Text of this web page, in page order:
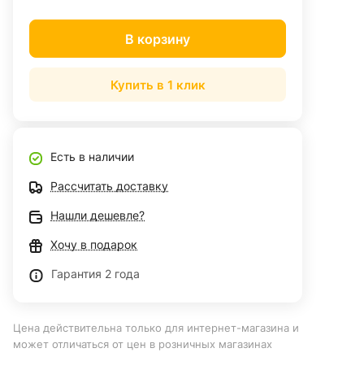
В корзину
Купить в 1 клик
Есть в наличии
Рассчитать доставку
Нашли дешевле?
Хочу в подарок
Гарантия 2 года
Цена действительна только для интернет-магазина и
может отличаться от цен в розничных магазинах